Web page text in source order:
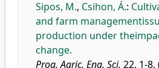
Sipos, M., Csihon, Á.:
and farm
production under
change.
Prog. Agric. Eng. Sci. 22, 1-